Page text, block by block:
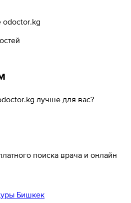
лучше для вас?
поиска врача и онлайн
Бишкек